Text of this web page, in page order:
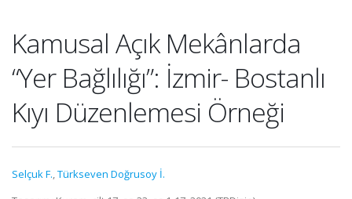
Kamusal Açık Mekânlarda
“Yer Bağlılığı”: İzmir- Bostanlı
Kıyı Düzenlemesi Örneği
Selçuk F.,Türkseven Doğrusoy İ.